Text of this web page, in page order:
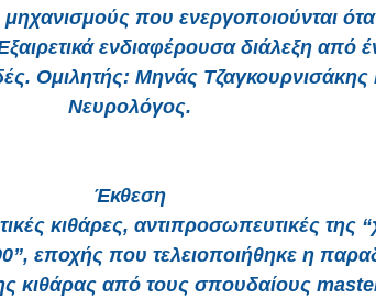
που ενεργοποιούνται
ενδιαφέρουσα διάλεξη από
Ομιλητής: Μηνάς Τζαγκουρνισάκης
Νευρολόγος.
Έκθεση
κιθάρες, αντιπροσωπευτικές της
εποχής που τελειοποιήθηκε η
κιθάρας από τους σπουδαίους